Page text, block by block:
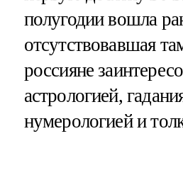
полугодии вошла
отсутствовавшая
россияне
астрологией,
нумерологией и